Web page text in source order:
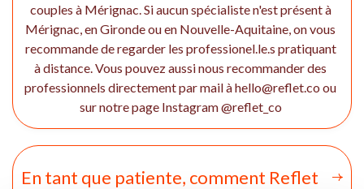
couples à Mérignac. Si aucun spécialiste n'est présent à
Mérignac, en Gironde ou en Nouvelle-Aquitaine, on vous
recommande de regarder les professionel.le.s pratiquant
à distance. Vous pouvez aussi nous recommander des
professionnels directement par mail à hello@reflet.co ou
sur notre page Instagram @reflet_co
En tant que patiente, comment Reflet